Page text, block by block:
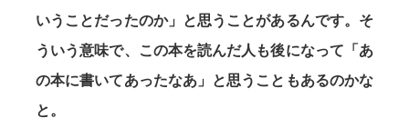
いうことだったのか」と思うことがあるんです。そ
ういう意味で、この本を読んだ人も後になって「あ
の本に書いてあったなあ」と思うこともあるのかな
と。